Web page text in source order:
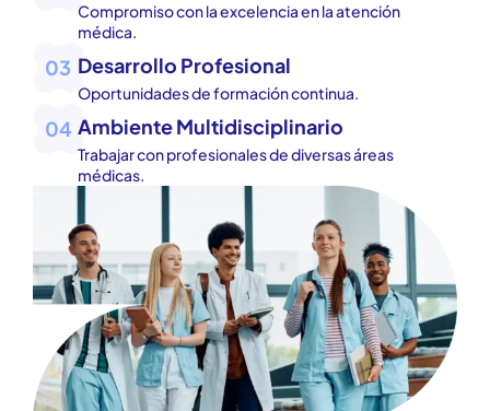
Compromiso con la excelencia en la atención
médica.
03 Desarrollo Profesional
Oportunidades de formación continua.
04 Ambiente Multidisciplinario
Trabajar con profesionales de diversas áreas
médicas.